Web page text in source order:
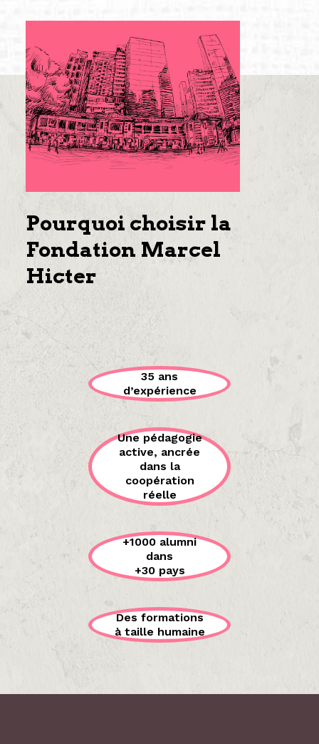
Pourquoi choisir la
Fondation Marcel
Hicter
35 ans
d’expérience
Une pédagogie
active, ancrée
dans la
coopération
+1000 alumni
dans
Des formations